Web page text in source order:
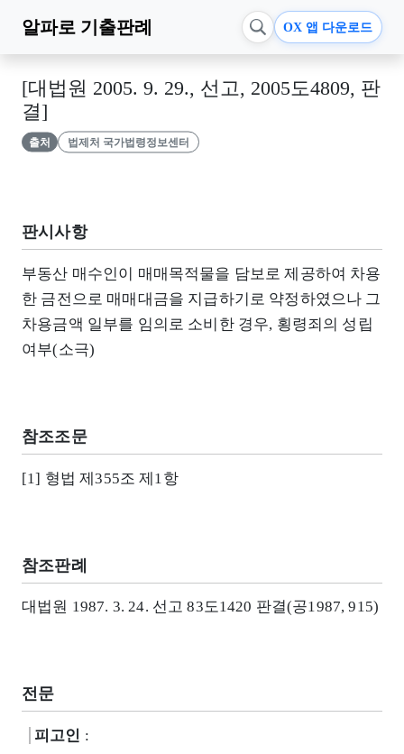
알파로 기출판례 OX 앱 다운로드
[대법원 2005. 9. 29., 선고, 2005도4809, 판
결]
출처 법제처 국가법령정보센터
판시사항
부동산 매수인이 매매목적물을 담보로 제공하여 차용
한 금전으로 매매대금을 지급하기로 약정하였으나 그
차용금액 일부를 임의로 소비한 경우, 횡령죄의 성립
여부(소극)
참조조문
[1] 형법 제355조 제1항
참조판례
대법원 1987. 3. 24. 선고 83도1420 판결(공1987, 915)
전문
피고인 :